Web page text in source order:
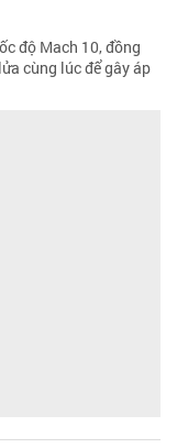
độ Mach 10, đồng
cùng lúc để gây áp